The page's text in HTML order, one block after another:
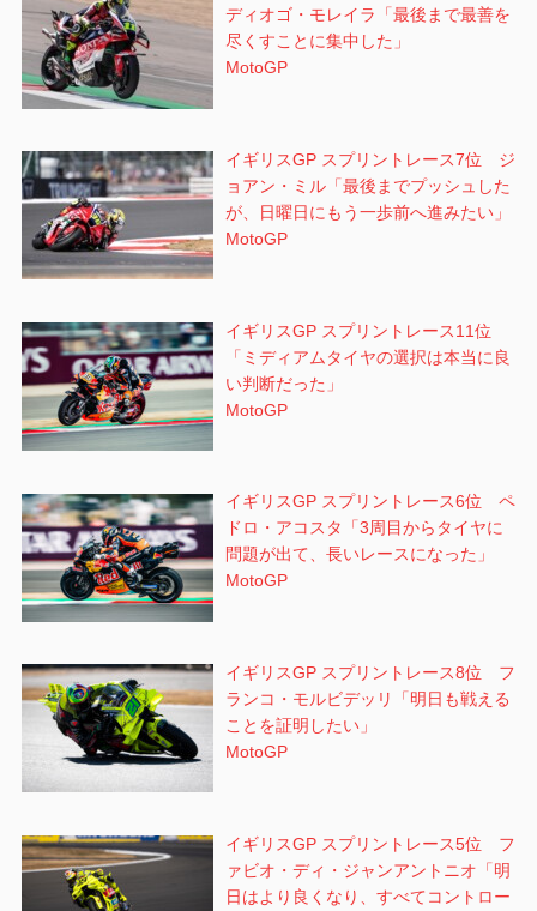
ディオゴ・モレイラ「最後まで最善を
尽くすことに集中した」
MotoGP
イギリスGP スプリントレース7位 ジ
ョアン・ミル「最後までプッシュした
が、日曜日にもう一歩前へ進みたい」
MotoGP
イギリスGP スプリントレース11位
「ミディアムタイヤの選択は本当に良
い判断だった」
MotoGP
イギリスGP スプリントレース6位 ペ
ドロ・アコスタ「3周目からタイヤに
問題が出て、長いレースになった」
MotoGP
イギリスGP スプリントレース8位 フ
ランコ・モルビデッリ「明日も戦える
ことを証明したい」
MotoGP
イギリスGP スプリントレース5位 フ
ァビオ・ディ・ジャンアントニオ「明
日はより良くなり、すべてコントロー